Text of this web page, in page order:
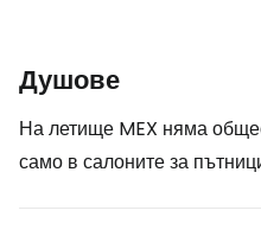
Душове
На летище MEX няма
само в салоните за